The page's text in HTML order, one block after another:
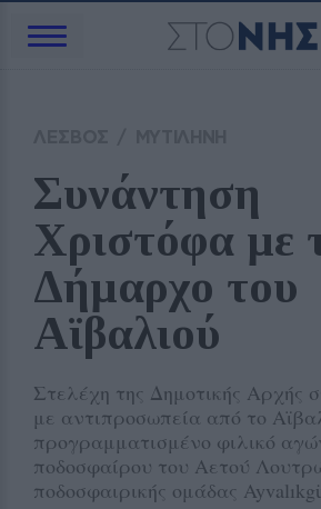
Συνάντηση
Χριστόφα με
Δήμαρχο του
Αϊβαλιού
Στελέχη της Δημοτικής Αρχής
με αντιπροσωπεία από το
προγραμματισμένο φιλικό
ποδοσφαίρου του Αετού
ποδοσφαιρικής ομάδας